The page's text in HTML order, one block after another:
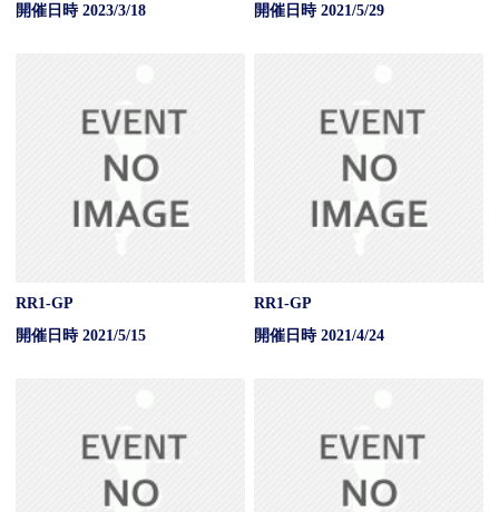
開催日時 2023/3/18 開催日時 2021/5/29
RR1-GP
開催日時 2021/5/15
RR1-GP
開催日時 2021/4/24